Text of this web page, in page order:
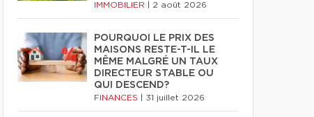
IMMOBILIER 2 août 2026
POURQUOI LE PRIX DES
MAISONS RESTE-T-IL LE
MÊME MALGRÉ UN TAUX
DIRECTEUR STABLE OU
QUI DESCEND?
FINANCES 31 juillet 2026